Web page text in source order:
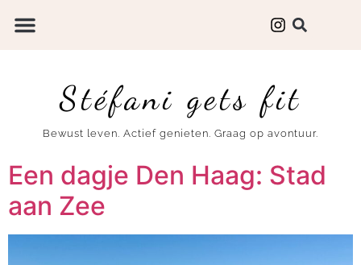
Stéfani gets fit
Bewust leven. Actief genieten. Graag op avontuur.
Een dagje Den Haag: Stad
aan Zee